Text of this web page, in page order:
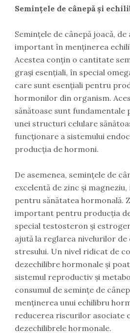
Semințele de cânepă și
Semințele de cânepă joacă,
important în menținerea
Acestea conțin o cantitate
grași esențiali, în special
care sunt esențiali pentru
hormonilor din organism.
sănătoase sunt
unei structuri celulare
funcționare a sistemului
producția de hormoni.
De asemenea, semințele de
excelentă de zinc și
pentru sănătatea hormonală.
important pentru producția
special testosteron și
ajută la reglarea nivelurilor
stresului. Un nivel ridicat de
dezechilibre hormonale și
sistemul reproductiv și
consumul de semințe de
menținerea unui echilibru
reducerea riscurilor asociate
dezechilibrele hormonale.